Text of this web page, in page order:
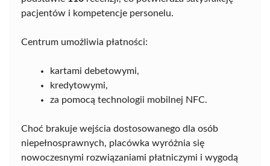
pacjentów i kompetencje personelu.
Centrum umożliwia płatności:
kartami debetowymi,
kredytowymi,
za pomocą technologii mobilnej NFC.
Choć brakuje wejścia dostosowanego dla osób
niepełnosprawnych, placówka wyróżnia się
nowoczesnymi rozwiązaniami płatniczymi i wygodą